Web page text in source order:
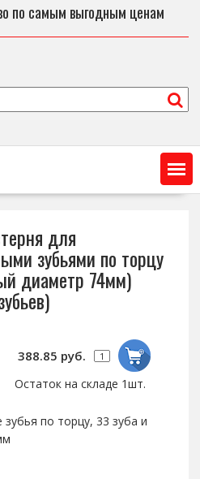
по самым выгодным ценам
для
зубьями по торцу
диаметр 74мм)
388.85 руб.
Остаток на складе 1шт.
по торцу, 33 зуба и